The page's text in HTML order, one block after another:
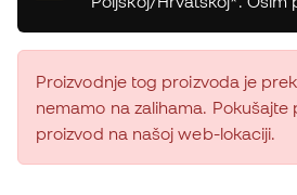
Proizvodnje tog proizvoda je
nemamo na zalihama. Pokušajte
proizvod na našoj web-lokaciji.